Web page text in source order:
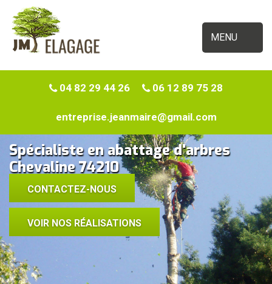
MENU
04 82 29 44 26 06 12 89 75 28
entreprise.jeanmaire@gmail.com
Spécialiste en abattage d'arbres
Chevaline 74210
CONTACTEZ-NOUS
VOIR NOS RÉALISATIONS